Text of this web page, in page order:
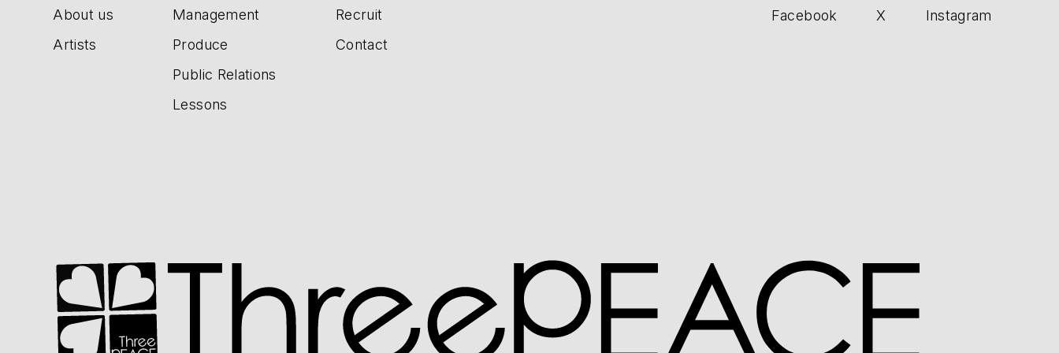
About us
Artists
Management
Produce
Public Relations
Lessons
Recruit
Contact
Facebook X Instagram